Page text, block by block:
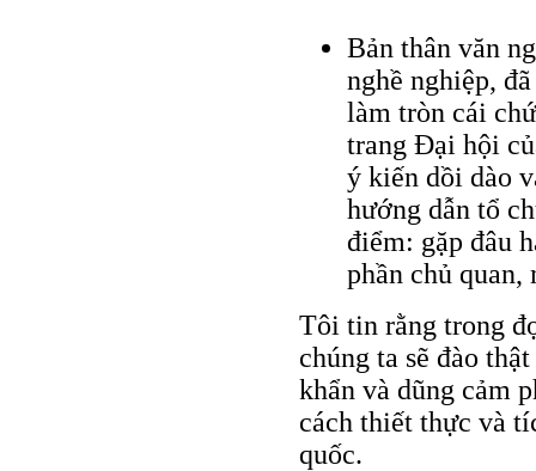
Bản thân văn
nghề nghiệp,
làm tròn cái
trang Đại hội
ý kiến dồi dào
hướng dẫn tổ
điểm: gặp đâu
phần chủ quan,
Tôi tin rằng trong
chúng ta sẽ đào
khẩn và dũng cảm
cách thiết thực và
quốc.